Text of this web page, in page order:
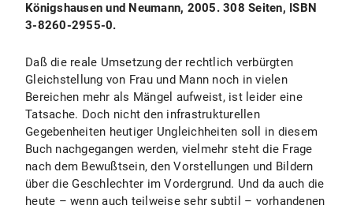
Königshausen und Neumann, 2005. 308 Seiten, ISBN
3-8260-2955-0.
Daß die reale Umsetzung der rechtlich verbürgten
Gleichstellung von Frau und Mann noch in vielen
Bereichen mehr als Mängel aufweist, ist leider eine
Tatsache. Doch nicht den infrastrukturellen
Gegebenheiten heutiger Ungleichheiten soll in diesem
Buch nachgegangen werden, vielmehr steht die Frage
nach dem Bewußtsein, den Vorstellungen und Bildern
über die Geschlechter im Vordergrund. Und da auch die
heute – wenn auch teilweise sehr subtil – vorhandenen